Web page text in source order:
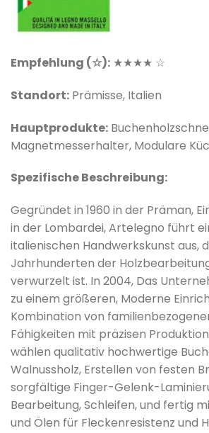
Empfehlung (☆): ★★★★ ☆
Standort: Prämisse, Italien
Hauptprodukte:
Magnetmesserhalter, Modulare
Spezifische Beschreibung:
Gegründet in 1960 in der Präman,
in der Lombardei, Artelegno führt
italienischen Handwerkskunst aus,
Jahrhunderten der
verwurzelt ist. In 2004, Das
zu einem größeren, Moderne
Kombination von
Fähigkeiten mit präzisen
wählen qualitativ hochwertige
Walnussholz, Erstellen von festen
sorgfältige Finger-Gelenk-
Bearbeitung, Schleifen, und fertig
und Ölen für Fleckenresistenz und